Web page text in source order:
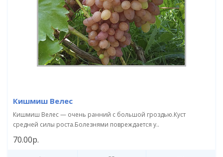
Кишмиш Велес
Кишмиш Велес — очень ранний с большой гроздью.Куст
средней силы роста.Болезнями повреждается у..
70.00р.